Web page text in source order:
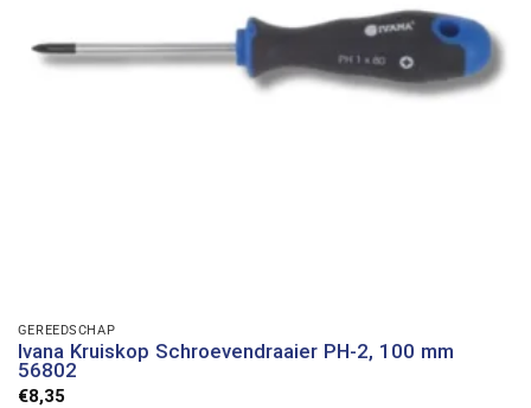
GEREEDSCHAP
Ivana Kruiskop Schroevendraaier PH-2, 100 mm
56802
€8,35